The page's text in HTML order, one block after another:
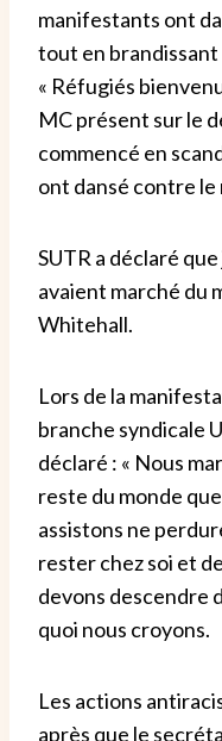
manifestants ont
tout en
« Réfugiés
MC présent sur le
commencé en
ont dansé contre le
SUTR a déclaré
avaient marché du
Whitehall.
Lors de la
branche syndicale
déclaré : « Nous
reste du monde
assistons ne
rester chez soi et
devons descendre
quoi nous croyons.
Les actions
après que le